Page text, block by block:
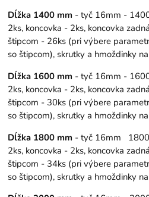
Dĺžka 1400 mm - tyč 16mm -
2ks, koncovka - 2ks, koncovka
štipcom - 26ks (pri výbere
so štipcom), skrutky a hmoždinky
Dĺžka 1600 mm - tyč 16mm -
2ks, koncovka - 2ks, koncovka
štipcom - 30ks (pri výbere
so štipcom), skrutky a hmoždinky
Dĺžka 1800 mm - tyč 16mm
2ks, koncovka - 2ks, koncovka
štipcom - 34ks (pri výbere
so štipcom), skrutky a hmoždinky